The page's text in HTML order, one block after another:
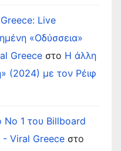
Live
«Οδύσσεια»
Greece στο Η άλλη
(2024) με τον Ρέιφ
Νο 1 του Billboard
- Viral Greece στο